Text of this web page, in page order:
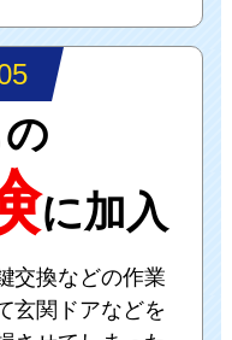
に加入
交換などの作業
玄関ドアなどを